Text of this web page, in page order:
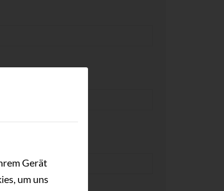
Gerät
um uns